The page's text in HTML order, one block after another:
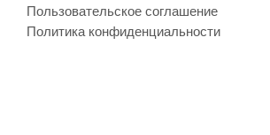
Пользовательское соглашение
Политика конфиденциальности